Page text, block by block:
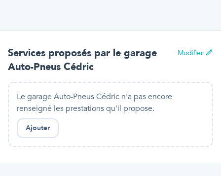
Services proposés par le garage
Auto-Pneus Cédric
Modifier
Le garage Auto-Pneus Cédric n'a pas encore
renseigné les prestations qu'il propose.
Ajouter